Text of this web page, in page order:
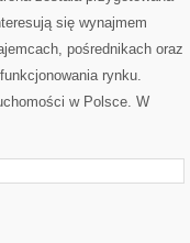
się wynajmem
pośrednikach oraz
rynku.
w Polsce. W